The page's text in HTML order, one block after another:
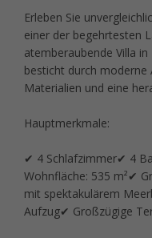
Erleben Sie
einer der begehrtesten
atemberaubende Villa
besticht durch
Materialien und eine
Hauptmerkmale:
✔ 4 Schlafzimmer✔ 4
Wohnfläche: 535 m²✔
mit spektakulärem
Aufzug✔ Großzügige